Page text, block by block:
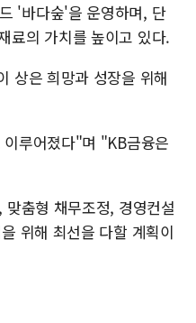
'바다숲'을 운영하며, 단
료의 가치를 높이고 있다.
상은 희망과 성장을 위해
루어졌다"며 "KB금융은
춤형 채무조정, 경영컨설
위해 최선을 다할 계획이